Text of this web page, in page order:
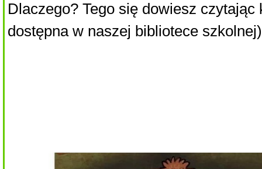
Dlaczego? Tego się dowiesz czytając
dostępna w naszej bibliotece